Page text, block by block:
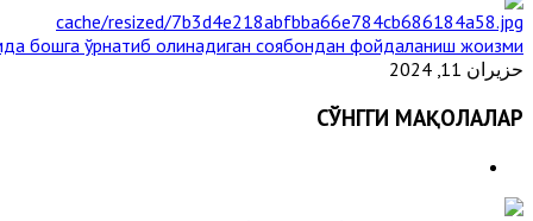
бошга ўрнатиб олинадиган соябондан фойдаланиш жоизми ?
حزيران 11, 2024
СЎНГГИ МАҚОЛАЛАР